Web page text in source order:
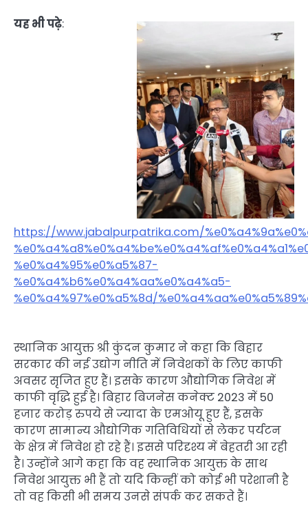
यह भी पढ़े:
https://www.jabalpurpatrika.com/
%e0%a4%95%e0%a5%87-
%e0%a4%b6%e0%a4%aa%e0%a4%a5-
%e0%a4%97%e0%a5%8d/
स्थानिक आयुक्त श्री कुंदन कुमार ने कहा कि बिहार
सरकार की नई उद्योग नीति में निवेशकों के लिए काफी
अवसर सृजित हुए हैं। इसके कारण औद्योगिक निवेश में
काफी वृद्धि हुई है। बिहार बिजनेस कनेक्ट 2023 में 50
हजार करोड़ रुपये से ज्यादा के एमओयू हुए हैं, इसके
कारण सामान्य औद्योगिक गतिविधियों से लेकर पर्यटन
के क्षेत्र में निवेश हो रहे हैं। इससे परिदृश्य में बेहतरी आ रही
है। उन्होंने आगे कहा कि वह स्थानिक आयुक्त के साथ
निवेश आयुक्त भी हैं तो यदि किन्हीं को कोई भी परेशानी है
तो वह किसी भी समय उनसे संपर्क कर सकते हैं।